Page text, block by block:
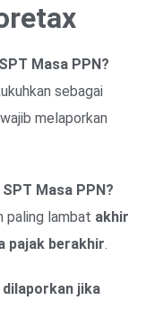
Masa PPN?
sebagai
wajib melaporkan
Masa PPN?
paling lambat akhir
pajak berakhir.
dilaporkan jika